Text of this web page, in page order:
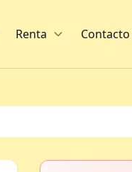
Renta Contacto